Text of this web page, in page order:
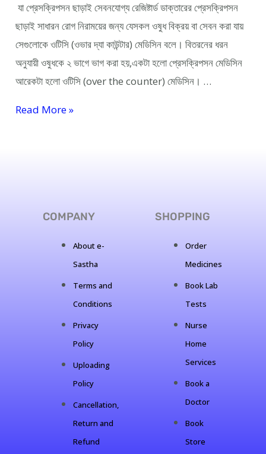
যা প্রেসক্রিপসন ছাড়াই সেবনযোগ্য রেজিষ্টার্ড ডাক্তারের প্রেসক্রিপসন
ছাড়াই সাধারন রোগ নিরাময়ের জন্য যেসকল ওষুধ বিক্রয় বা সেবন করা যায়
সেগুলোকে ওটিসি (ওভার দ্যা কাউন্টার) মেডিসিন বলে। বিতরনের ধরন
অনুযায়ী ওষুধকে ২ ভাগে ভাগ করা হয়,একটা হলো প্রেসক্রিপসন মেডিসিন
আরেকটা হলো ওটিসি (over the counter) মেডিসিন। …
Read More »
COMPANY
About e-
Sastha
Terms and
Conditions
Privacy
Policy
Uploading
Policy
Cancellation,
Return and
Refund
SHOPPING
Order
Medicines
Book Lab
Tests
Nurse
Home
Services
Book a
Doctor
Book
Store